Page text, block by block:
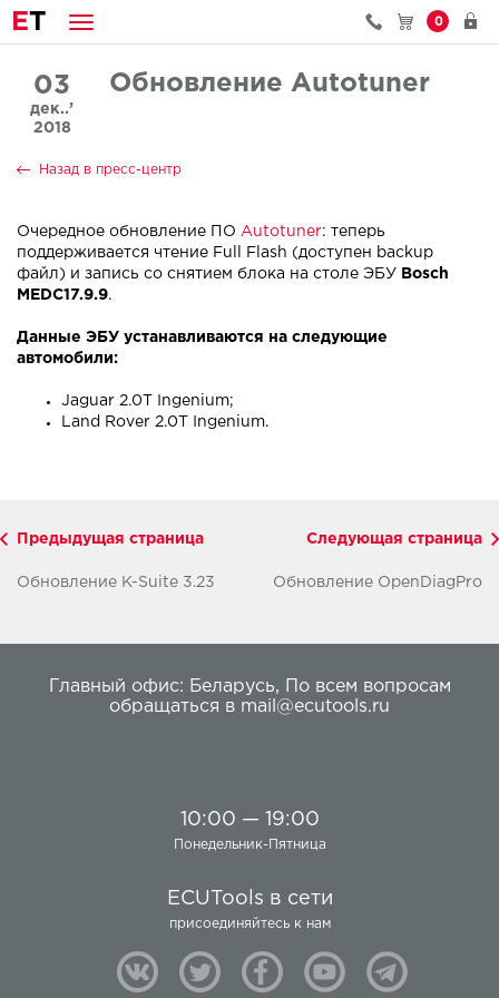
ET 0
03
дек..’
2018
Обновление Autotuner
Назад в пресс-центр
Очередное обновление ПО Autotuner: теперь
поддерживается чтение Full Flash (доступен backup
файл) и запись со снятием блока на столе ЭБУ
Bosch
MEDC17.9.9.
Данные ЭБУ устанавливаются на следующие
автомобили:
Jaguar 2.0T Ingenium;
Land Rover 2.0T Ingenium.
Предыдущая страница
Обновление K-Suite 3.23
Следующая страница
Обновление OpenDiagPro
Главный офис: Беларусь,
По всем вопросам
обращаться в mail@ecutools.ru
10:00 — 19:00
Понедельник-Пятница
ECUTools в сети
присоединяйтесь к нам